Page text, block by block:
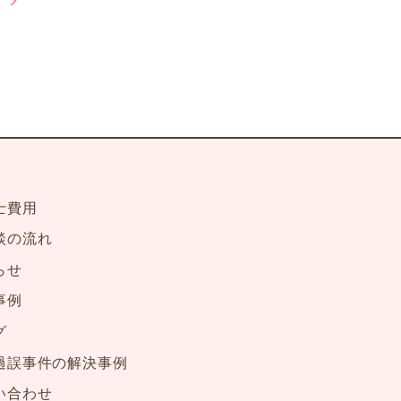
費用
の流れ
せ
例
誤事件の解決事例
合わせ